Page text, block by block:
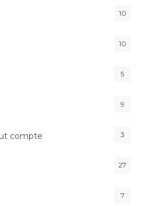
10
10
5
9
compte 3
27
7